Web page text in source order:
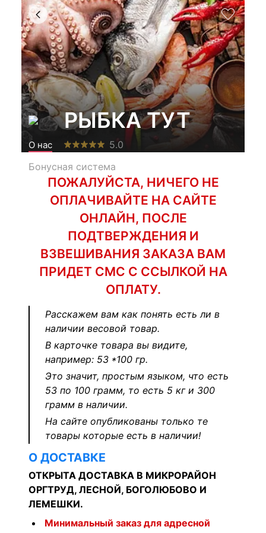
РЫБКА ТУТ
О нас
5.0
Бонусная система
ПОЖАЛУЙСТА, НИЧЕГО НЕ
ОПЛАЧИВАЙТЕ НА САЙТЕ
ОНЛАЙН, ПОСЛЕ
ПОДТВЕРЖДЕНИЯ И
ВЗВЕШИВАНИЯ ЗАКАЗА ВАМ
ПРИДЕТ СМС С ССЫЛКОЙ НА
ОПЛАТУ.
Расскажем вам как понять есть ли в
наличии весовой товар.
В карточке товара вы видите,
например: 53 *100 гр.
Это значит, простым языком, что есть
53 по 100 грамм, то есть 5 кг и 300
грамм в наличии.
На сайте опубликованы только те
товары которые есть в наличии!
О ДОСТАВКЕ
ОТКРЫТА ДОСТАВКА В МИКРОРАЙОН
ОРГТРУД, ЛЕСНОЙ, БОГОЛЮБОВО И
ЛЕМЕШКИ.
Минимальный заказ для адресной